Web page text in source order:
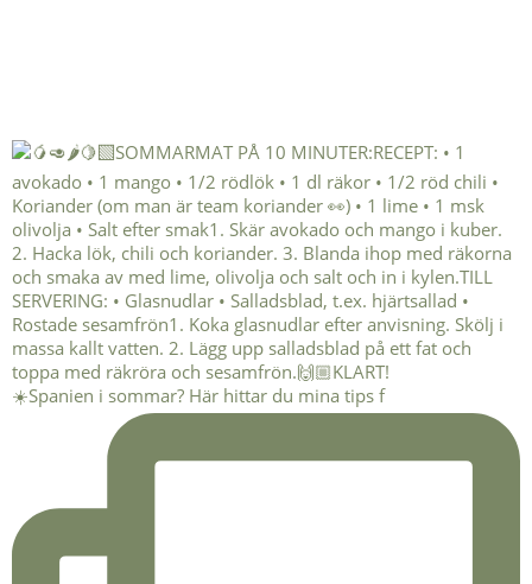
☀️Spanien i sommar? Här hittar du mina tips f